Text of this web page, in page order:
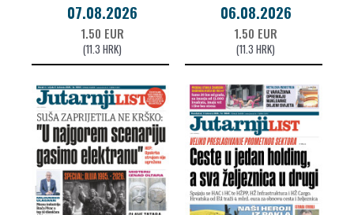
07.08.2026
1.50 EUR
(11.3 HRK)
06.08.2026
1.50 EUR
(11.3 HRK)